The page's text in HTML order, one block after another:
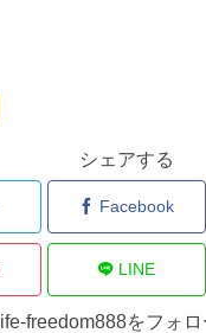
シェアする
Facebook
LINE
life-freedom888をフォ